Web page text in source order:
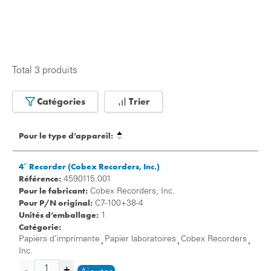
Total 3 produits
Catégories Trier
Pour le type d’appareil:
4″ Recorder (Cobex Recorders, Inc.)
Référence: 4590115.001
Pour le fabricant: Cobex Recorders, Inc.
Pour P/N original: C7-100+38-4
Unités d’emballage: 1
Catégorie:
Papiers d’imprimante , Papier laboratoires , Cobex Recorders ,
Inc.